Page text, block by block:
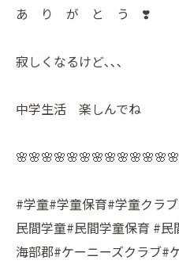
あ り が と う ❣️
寂しくなるけど､､､
中学生活 楽しんでね
#学童#学童保育#学童クラ
民間学童#民間学童保育 #
海部郡#ケーニーズクラブ#